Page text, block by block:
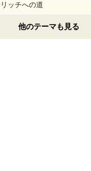
ッチへの道
他のテーマも見る